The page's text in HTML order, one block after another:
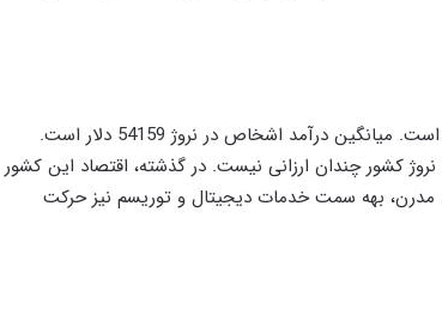
نروژ یکی دیگر از بهترین کشورهای اروپایی برای ایرانیان است. میانگین درآمد اشخاص در نروژ 54159 دلار است.
کشور چندان ارزانی نیست. در گذشته، اقتصاد این کشور
مدرن، بهه سمت خدمات دیجیتال و توریسم نیز حرکت